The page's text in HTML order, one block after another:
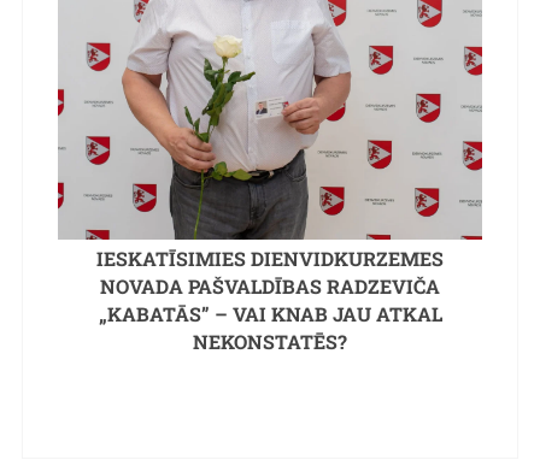
IESKATĪSIMIES DIENVIDKURZEMES
NOVADA PAŠVALDĪBAS RADZEVIČA
„KABATĀS” – VAI KNAB JAU ATKAL
NEKONSTATĒS?